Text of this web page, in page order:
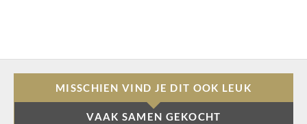
MISSCHIEN VIND JE DIT OOK LEUK
VAAK SAMEN GEKOCHT